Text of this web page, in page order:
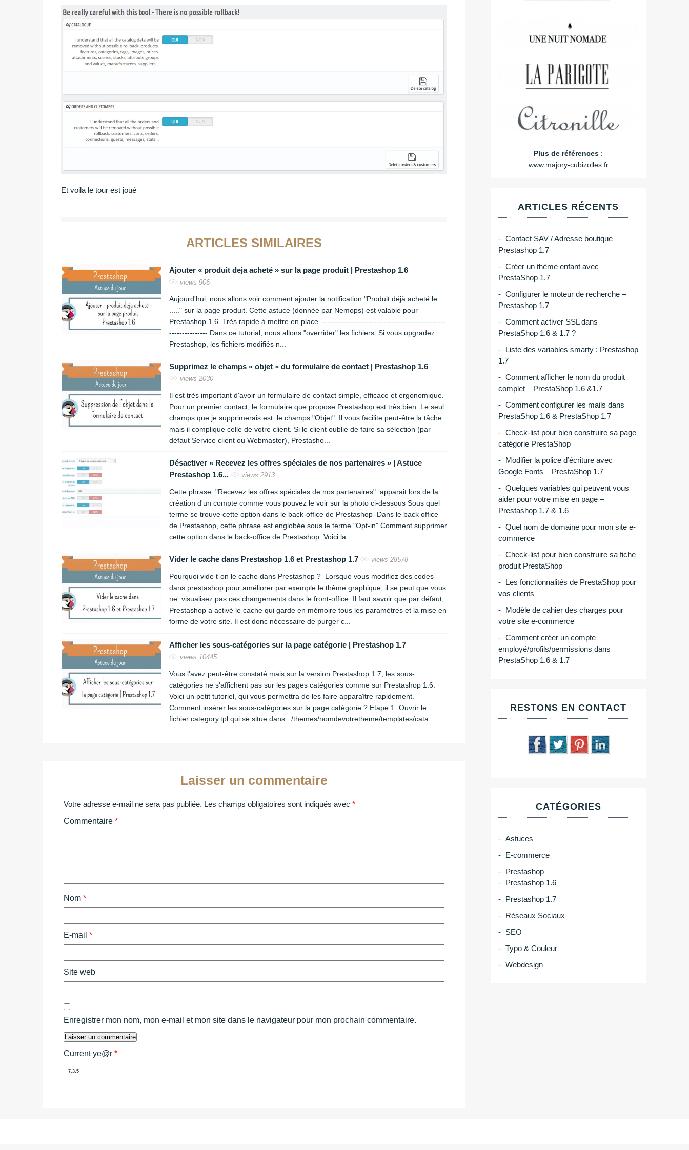
Et voila le tour est joué
ARTICLES SIMILAIRES
Ajouter « produit deja acheté » sur la page produit | Prestashop 1.6
views 906
Aujourd'hui, nous allons voir comment ajouter la notification "Produit déjà acheté le
....." sur la page produit. Cette astuce (donnée par Nemops) est valable pour
Prestashop 1.6. Très rapide à mettre en place. ------------------------------------------------
--------------- Dans ce tutorial, nous allons "overrider" les fichiers. Si vous upgradez
Prestashop, les fichiers modifiés n...
Supprimez le champs « objet » du formulaire de contact | Prestashop 1.6
views 2030
Il est très important d'avoir un formulaire de contact simple, efficace et ergonomique.
Pour un premier contact, le formulaire que propose Prestashop est très bien. Le seul
champs que je supprimerais est le champs "Objet". Il vous facilite peut-être la tâche
mais il complique celle de votre client. Si le client oublie de faire sa sélection (par
défaut Service client ou Webmaster), Prestasho...
Désactiver « Recevez les offres spéciales de nos partenaires » | Astuce
Prestashop 1.6...
views 2913
Cette phrase "Recevez les offres spéciales de nos partenaires" apparait lors de la
création d'un compte comme vous pouvez le voir sur la photo ci-dessous Sous quel
terme se trouve cette option dans le back-office de Prestashop Dans le back office
de Prestashop, cette phrase est englobée sous le terme "Opt-in" Comment supprimer
cette option dans le back-office de Prestashop Voici la...
Vider le cache dans Prestashop 1.6 et Prestashop 1.7 views 28578
Pourquoi vide t-on le cache dans Prestashop ? Lorsque vous modifiez des codes
dans prestashop pour améliorer par exemple le thème graphique, il se peut que vous
ne visualisez pas ces changements dans le front-office. Il faut savoir que par défaut,
Prestashop a activé le cache qui garde en mémoire tous les paramètres et la mise en
forme de votre site. Il est donc nécessaire de purger c...
Afficher les sous-catégories sur la page catégorie | Prestashop 1.7
views 10445
Vous l'avez peut-être constaté mais sur la version Prestashop 1.7, les sous-
catégories ne s'affichent pas sur les pages catégories comme sur Prestashop 1.6.
Voici un petit tutoriel, qui vous permettra de les faire apparaître rapidement.
Comment insérer les sous-catégories sur la page catégorie ? Etape 1: Ouvrir le
fichier category.tpl qui se situe dans ../themes/nomdevotretheme/templates/cata...
Laisser un commentaire
Votre adresse e-mail ne sera pas publiée. Les champs obligatoires sont indiqués avec *
Commentaire *
Nom *
E-mail *
Site web
Enregistrer mon nom, mon e-mail et mon site dans le navigateur pour mon prochain commentaire.
Current ye@r *
Plus de références :
www.majory-cubizolles.fr
ARTICLES RÉCENTS
Contact SAV / Adresse boutique –
Prestashop 1.7
Créer un thème enfant avec
PrestaShop 1.7
Configurer le moteur de recherche –
Prestashop 1.7
Comment activer SSL dans
PrestaShop 1.6 & 1.7 ?
Liste des variables smarty : Prestashop
1.7
Comment afficher le nom du produit
complet – PrestaShop 1.6 &1.7
Comment configurer les mails dans
PrestaShop 1.6 & PrestaShop 1.7
Check-list pour bien construire sa page
catégorie PrestaShop
Modifier la police d’écriture avec
Google Fonts – PrestaShop 1.7
Quelques variables qui peuvent vous
aider pour votre mise en page –
Prestashop 1.7 & 1.6
Quel nom de domaine pour mon site e-
commerce
Check-list pour bien construire sa fiche
produit PrestaShop
Les fonctionnalités de PrestaShop pour
vos clients
Modèle de cahier des charges pour
votre site e-commerce
Comment créer un compte
employé/profils/permissions dans
PrestaShop 1.6 & 1.7
RESTONS EN CONTACT
CATÉGORIES
Astuces
E-commerce
Prestashop
Prestashop 1.6
Prestashop 1.7
Réseaux Sociaux
SEO
Typo & Couleur
Webdesign